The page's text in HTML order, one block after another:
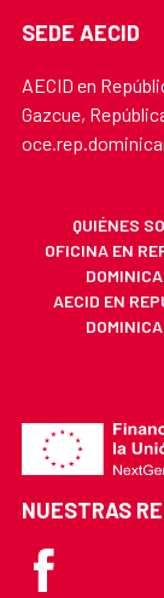
SEDE AECID
AECID en
Gazcue,
QUIÉNES
OFICINA EN
AECID EN
NUESTRAS
Facebook